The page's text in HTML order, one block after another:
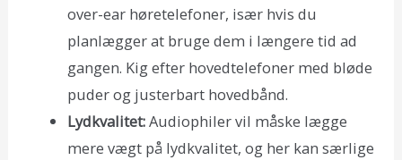
over-ear høretelefoner, især hvis du
planlægger at bruge dem i længere tid ad
gangen. Kig efter hovedtelefoner med bløde
puder og justerbart hovedbånd.
Lydkvalitet:Audiophiler vil måske lægge
mere vægt på lydkvalitet, og her kan særlige